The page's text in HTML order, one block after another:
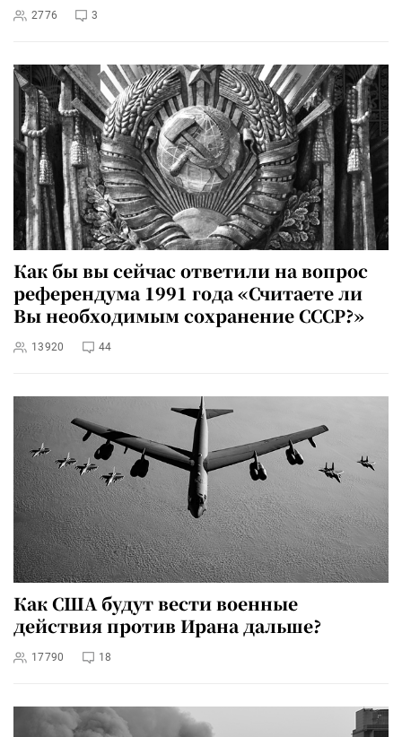
2776 3
Как бы вы сейчас ответили на вопрос
референдума 1991 года «Считаете ли
Вы необходимым сохранение СССР?»
13920 44
Как США будут вести военные
действия против Ирана дальше?
17790 18